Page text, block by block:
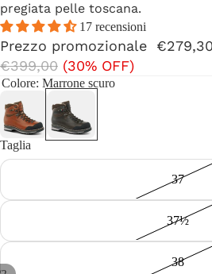
pregiata pelle toscana.
17 recensioni
Prezzo promozionale €279,30
€399,00 (30% OFF)
Colore: Marrone scuro
Taglia
37
37½
38